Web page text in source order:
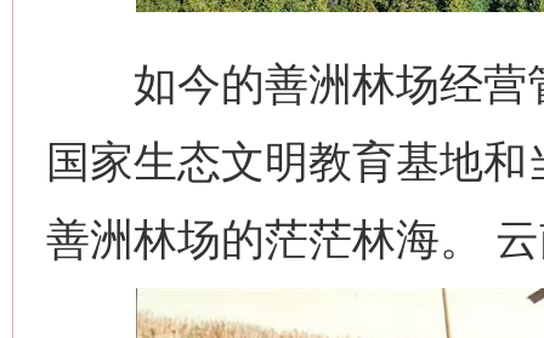
如今的善洲林场经营
国家生态文明教育基地
善洲林场的茫茫林海。